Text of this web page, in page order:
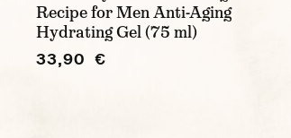
Recipe for Men Anti-Aging
Hydrating Gel (75 ml)
33,90 €